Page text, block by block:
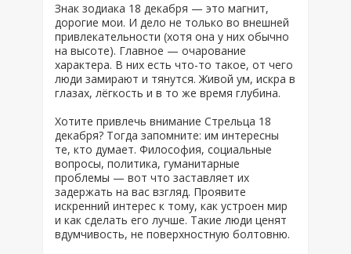
Знак зодиака 18 декабря — это магнит,
дорогие мои. И дело не только во внешней
привлекательности (хотя она у них обычно
на высоте). Главное — очарование
характера. В них есть что-то такое, от чего
люди замирают и тянутся. Живой ум, искра в
глазах, лёгкость и в то же время глубина.
Хотите привлечь внимание Стрельца 18
декабря? Тогда запомните: им интересны
те, кто думает. Философия, социальные
вопросы, политика, гуманитарные
проблемы — вот что заставляет их
задержать на вас взгляд. Проявите
искренний интерес к тому, как устроен мир
и как сделать его лучше. Такие люди ценят
вдумчивость, не поверхностную болтовню.